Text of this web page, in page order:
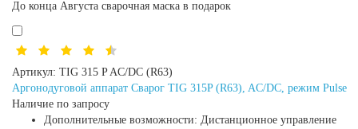
До конца Августа сварочная маска в подарок
Артикул: TIG 315 P AC/DC (R63)
Аргонодуговой аппарат Сварог TIG 315P (R63), AC/DC, режим Pulse
Наличие по запросу
Дополнительные возможности: Дистанционное управление